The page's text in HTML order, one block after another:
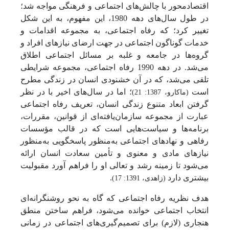
اقتصادمحور با چالش‌های اجتماعی و فرهنگی مواجه شد؛
در طول سال‌های دهه 1980، این مفهوم، به این شکل
تغییر کرد؛ که رفاه اجتماعی، به مجموعه اقدامات و
خدمات گوناگون اجتماعی در جهت ارضای نیازهای افراد و
گروه‌ها در جامعه و غلبه بر مسائل اجتماعی اطلاق
می‌شد. در دهه 1990 رفاه اجتماعی، مجموعه شرایطی
تلقی می‌شد، که در آن خشنودی انسان در زندگی مطرح
است (ماکارو، 1387: 21)
؛ اما در سال‌های اخیر با در نظر
گرفتن ابعاد متنوع زندگی انسان، تعریف رفاه اجتماعی
عبارت از مجموعه سازمان‌یافته‌ای از قوانین، مقررات،
برنامه‌ها و سیاست‌هایی است که در قالب مؤسسات
رفاهی و نهادهای اجتماعی به‌منظور پاسخ­گویی به‌منظور
نیازهای مادی و معنوی و تأمین سعادت انسان ارائه
می‌شود تا زمینه رشد و تعالی او را فراهم آورد مقبولیت
بیشتری دارد (زاهدی، 1391: 17) .
هدف نظریه رفاه اجتماعی که گاه به نحو روشنگرانه‌ای
انتخاب اجتماعی خوانده می‌شود، فراهم ساختن منطق
هنجاری (لازم) برای تصمیم‌گیری‌های اجتماعی در زمانی